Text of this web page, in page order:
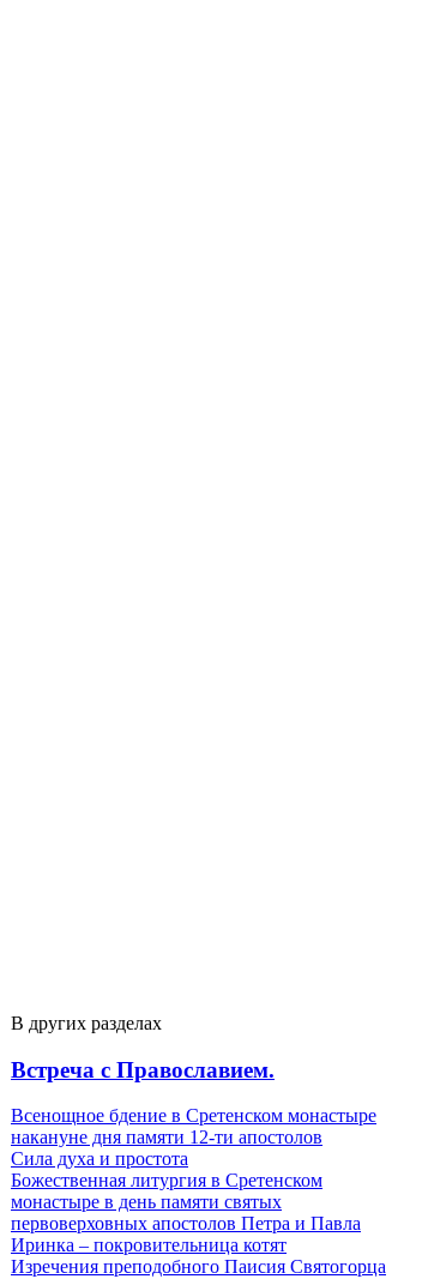
В других разделах
Встреча с Православием.
Всенощное бдение в Сретенском монастыре
накануне дня памяти 12-ти апостолов
Сила духа и простота
Божественная литургия в Сретенском
монастыре в день памяти святых
первоверховных апостолов Петра и Павла
Иринка – покровительница котят
Изречения преподобного Паисия Святогорца